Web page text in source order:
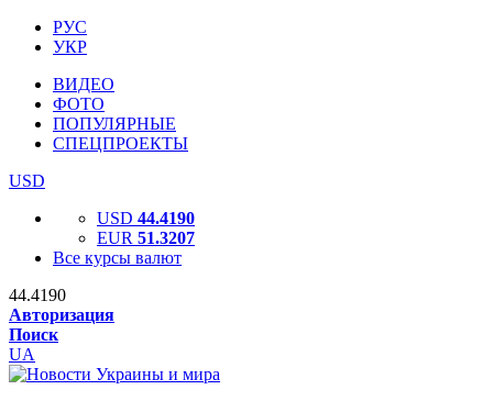
РУС
УКР
ВИДЕО
ФОТО
ПОПУЛЯРНЫЕ
СПЕЦПРОЕКТЫ
USD
USD 44.4190
EUR 51.3207
Все курсы валют
44.4190
Авторизация
Поиск
UA